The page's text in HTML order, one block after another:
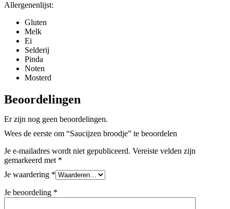
Allergenenlijst:
Gluten
Melk
Ei
Selderij
Pinda
Noten
Mosterd
Beoordelingen
Er zijn nog geen beoordelingen.
Wees de eerste om “Saucijzen broodje” te beoordelen
Je e-mailadres wordt niet gepubliceerd. Vereiste velden zijn
gemarkeerd met *
Je waardering *
Je beoordeling *